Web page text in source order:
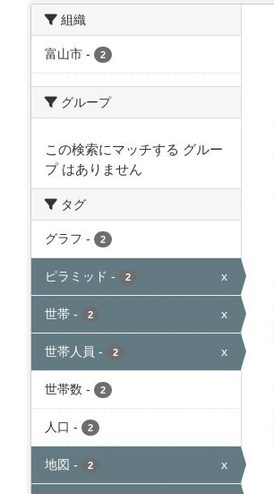
組織
富山市 - 2
グループ
この検索にマッチする グルー
プ はありません
タグ
グラフ - 2
ピラミッド - 2 x
世帯 - 2 x
世帯人員 - 2 x
世帯数 - 2
人口 - 2
地図 - 2 x